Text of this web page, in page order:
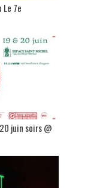
Le 7e
juin soirs @